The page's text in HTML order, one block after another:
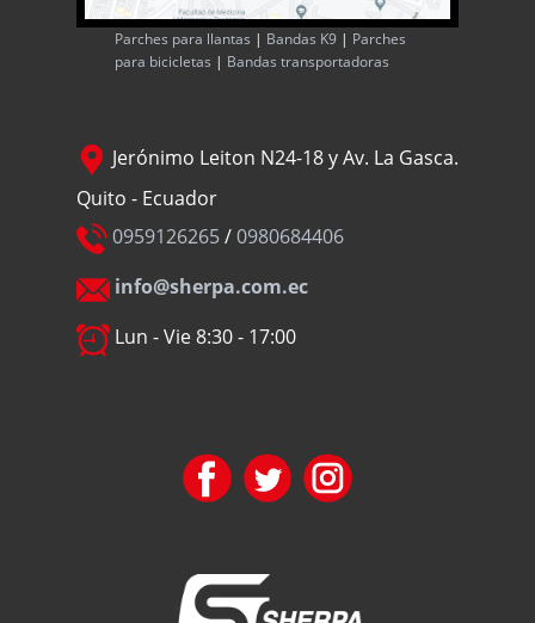
Parches para llantas | Bandas K9 | Parches
para bicicletas | Bandas transportadoras
Jerónimo Leiton N24-18 y Av. La Gasca.
Quito - Ecuador
0959126265/0980684406
info@sherpa.com.ec
Lun - Vie 8:30 - 17:00